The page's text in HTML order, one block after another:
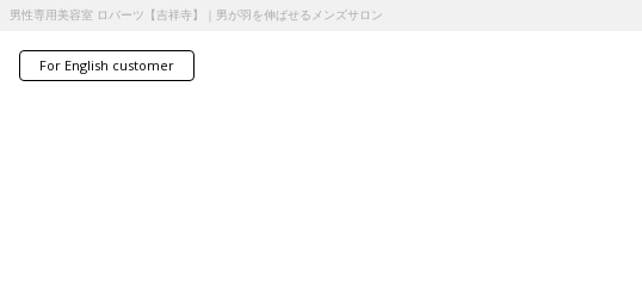
For English customer
男性専用美容室 ロバーツ【吉祥寺】｜男が羽を伸ばせるメンズサロン